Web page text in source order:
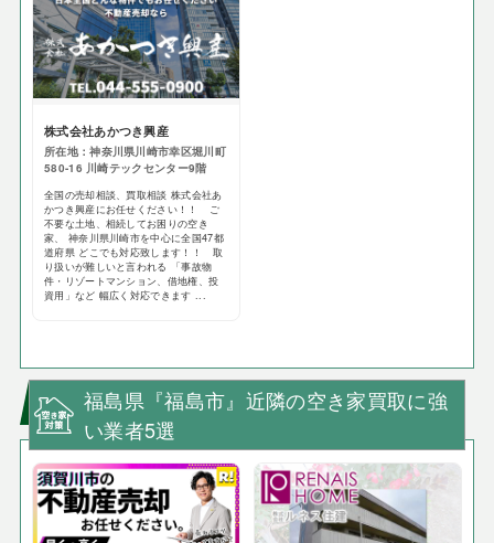
株式会社あかつき興産
所在地：神奈川県川崎市幸区堀川町
580-16 川崎テックセンター9階
全国の売却相談、買取相談 株式会社あ
かつき興産にお任せください！！ ご
不要な土地、相続してお困りの空き
家、 神奈川県川崎市を中心に全国47都
道府県 どこでも対応致します！！ 取
り扱いが難しいと言われる 「事故物
件・リゾートマンション、借地権、投
資用」など 幅広く対応できます ...
福島県『福島市』近隣の空き家買取に強
い業者5選